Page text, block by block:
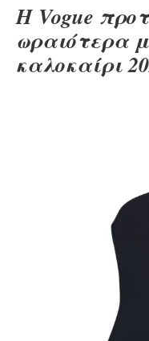
Η Vogue
ωραιότερα
καλοκαίρι